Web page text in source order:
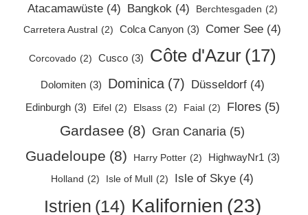
Atacamawüste (4) Bangkok (4) Berchtesgaden (2)
Carretera Austral (2) Colca Canyon (3) Comer See (4)
Corcovado (2) Cusco (3) Côte d'Azur (17)
Dolomiten (3) Dominica (7) Düsseldorf (4)
Edinburgh (3) Eifel (2) Elsass (2) Faial (2) Flores (5)
Gardasee (8) Gran Canaria (5)
Guadeloupe (8) Harry Potter (2) HighwayNr1 (3)
Holland (2) Isle of Mull (2) Isle of Skye (4)
Istrien (14) Kalifornien (23)